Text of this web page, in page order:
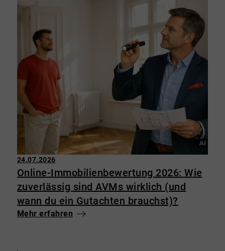
24.07.2026
Online-Immobilienbewertung 2026: Wie
zuverlässig sind AVMs wirklich (und
wann du ein Gutachten brauchst)?
Mehr erfahren